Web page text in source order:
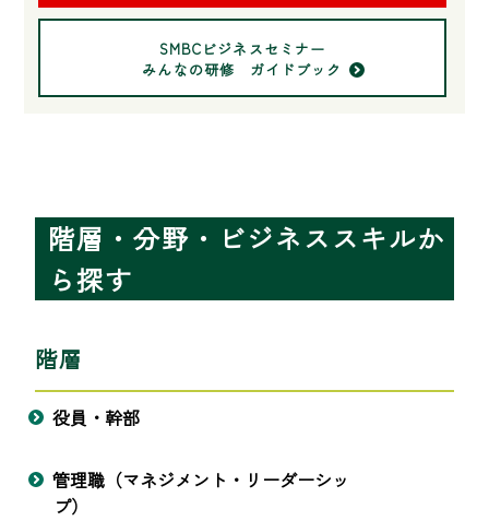
SMBCビジネスセミナー
みんなの研修 ガイドブック
階層・分野・ビジネススキルか
ら探す
階層
役員・幹部
管理職（マネジメント・リーダーシッ
プ）